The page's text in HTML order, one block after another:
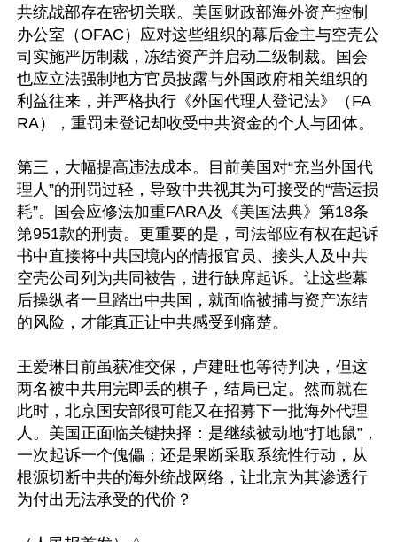
共统战部存在密切关联。美国财政部海外资产控制
办公室（OFAC）应对这些组织的幕后金主与空壳公
司实施严厉制裁，冻结资产并启动二级制裁。国会
也应立法强制地方官员披露与外国政府相关组织的
利益往来，并严格执行《外国代理人登记法》（FA
RA），重罚未登记却收受中共资金的个人与团体。
第三，大幅提高违法成本。目前美国对“充当外国代
理人”的刑罚过轻，导致中共视其为可接受的“营运损
耗”。国会应修法加重FARA及《美国法典》第18条
第951款的刑责。更重要的是，司法部应有权在起诉
书中直接将中共国境内的情报官员、接头人及中共
空壳公司列为共同被告，进行缺席起诉。让这些幕
后操纵者一旦踏出中共国，就面临被捕与资产冻结
的风险，才能真正让中共感受到痛楚。
王爱琳目前虽获准交保，卢建旺也等待判决，但这
两名被中共用完即丢的棋子，结局已定。然而就在
此时，北京国安部很可能又在招募下一批海外代理
人。美国正面临关键抉择：是继续被动地“打地鼠”，
一次起诉一个傀儡；还是果断采取系统性行动，从
根源切断中共的海外统战网络，让北京为其渗透行
为付出无法承受的代价？